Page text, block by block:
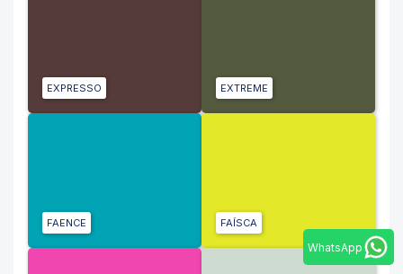
EXPRESSO EXTREME
FAENCE FAÍSCA
WhatsApp